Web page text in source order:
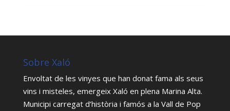
Sobre Xaló
Envoltat de les vinyes que han donat fama als seus
vins i misteles, emergeix Xaló en plena Marina Alta.
Municipi carregat d’història i famós a la Vall de Pop